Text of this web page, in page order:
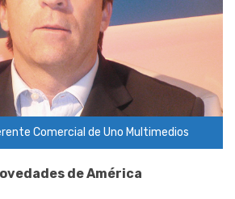
Comercial de Uno Multimedios
de América